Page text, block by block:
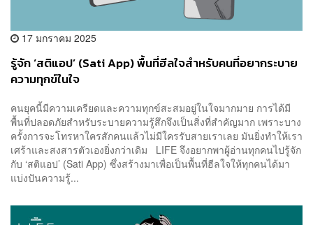
17 มกราคม 2025
รู้จัก ‘สติแอป’ (Sati App) พื้นที่ฮีลใจสำหรับคนที่อยากระบาย
ความทุกข์ในใจ
คนยุคนี้มีความเครียดและความทุกข์สะสมอยู่ในใจมากมาย การได้มี
พื้นที่ปลอดภัยสำหรับระบายความรู้สึกจึงเป็นสิ่งที่สำคัญมาก เพราะบาง
ครั้งการจะโทรหาใครสักคนแล้วไม่มีใครรับสายเราเลย มันยิ่งทำให้เรา
เศร้าและสงสารตัวเองยิ่งกว่าเดิม LIFE จึงอยากพาผู้อ่านทุกคนไปรู้จัก
กับ ‘สติแอป’ (Sati App) ซึ่งสร้างมาเพื่อเป็นพื้นที่ฮีลใจให้ทุกคนได้มา
แบ่งปันความรู้...